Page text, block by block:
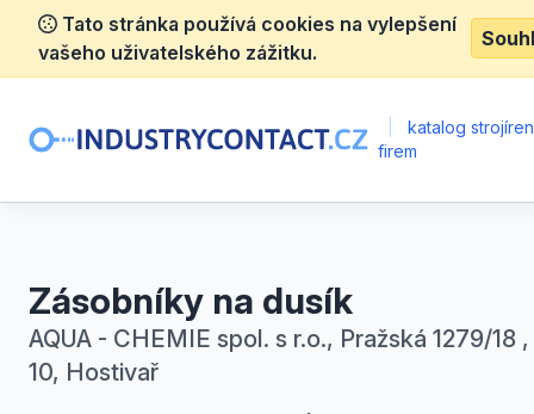
Tato stránka používá cookies na vylepšení
vašeho uživatelského zážitku.
katalog
firem
Zásobníky na dusík
AQUA - CHEMIE spol. s r.o., Pražská 1279/18
10, Hostivař